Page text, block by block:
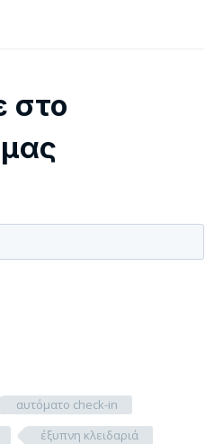
στο
αυτόματο check-in
έξυπνη κλειδαριά